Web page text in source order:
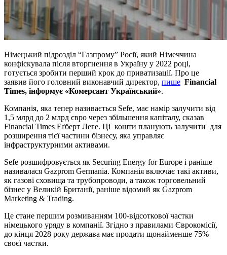
Німецький підрозділ “Газпрому” Росії, який Німеччина
конфіскувала після вторгнення в Україну у 2022 році,
готується зробити перший крок до приватизації. Про це
заявив його головний виконавчий директор, пише Financial
Times, інформує «Комерсант Український».
Компанія, яка тепер називається Sefe, має намір залучити від
1,5 млрд до 2 млрд євро через збільшення капіталу, сказав
Financial Times Еґберт Леге. Ці кошти планують залучити для
розширення тієї частини бізнесу, яка управляє
інфраструктурними активами.
Sefe розшифровується як Securing Energy for Europe і раніше
називалася Gazprom Germania. Компанія включає такі активи,
як газові сховища та трубопроводи, а також торговельний
бізнес у Великій Британії, раніше відомий як Gazprom
Marketing & Trading.
Це стане першим розмиванням 100-відсоткової частки
німецького уряду в компанії. Згідно з правилами Єврокомісії,
до кінця 2028 року держава має продати щонайменше 75%
своєї частки.